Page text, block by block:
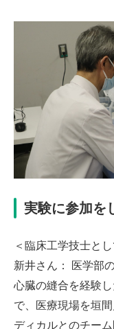
実験に参加を
＜臨床工学技士と
新井さん： 医学部
心臓の縫合を経験
で、医療現場を垣
ディカルとのチー